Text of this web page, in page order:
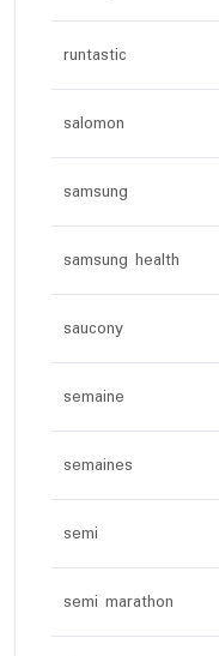
runtastic
salomon
samsung
samsung health
saucony
semaine
semaines
semi
semi marathon